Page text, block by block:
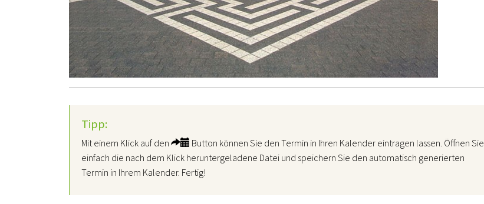
Tipp:
Mit einem Klick auf den
Button können Sie den Termin in Ihren Kalender eintragen lassen. Öffnen Sie
einfach die nach dem Klick heruntergeladene Datei und speichern Sie den automatisch generierten
Termin in Ihrem Kalender. Fertig!